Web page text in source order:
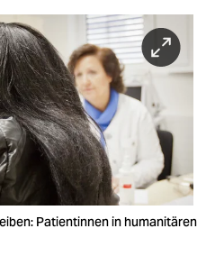
Patientinnen in humanitären